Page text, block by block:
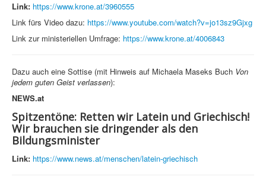
Link: https://www.krone.at/3960555
Link fürs Video dazu: https://www.youtube.com/watch?v=jo13sz9Gjxg
Link zur ministeriellen Umfrage: https://www.krone.at/4006843
Dazu auch eine Sottise (mit Hinweis auf Michaela Maseks Buch Von
jedem guten Geist verlassen):
NEWS.at
Spitzentöne: Retten wir Latein und Griechisch!
Wir brauchen sie dringender als den
Bildungsminister
Link: https://www.news.at/menschen/latein-griechisch